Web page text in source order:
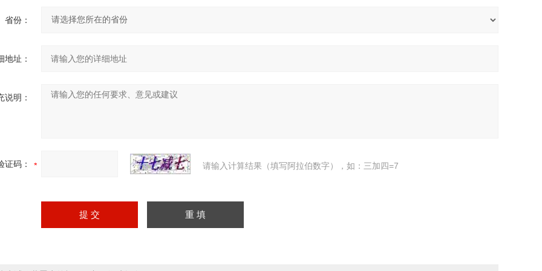
省份：
地址：
说明：
证码： 请输入计算结果（填写阿拉伯数字），如：三加四=7